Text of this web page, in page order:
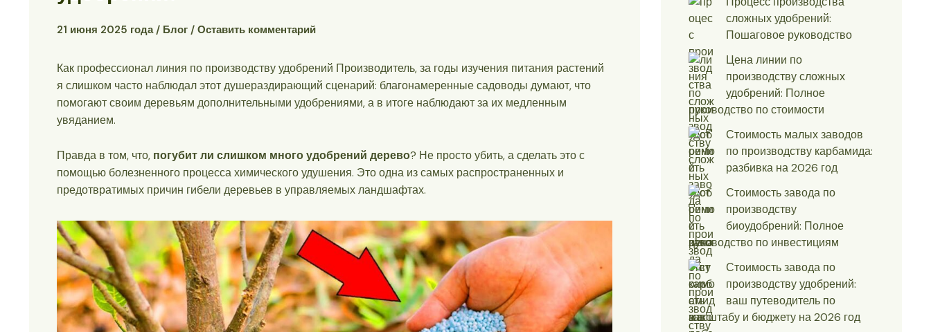
21 июня 2025 года/ Блог / Оставить комментарий
Как профессионаллиния по производству удобрений Производитель, за годы изучения питания растений
я слишком часто наблюдал этот душераздирающий сценарий: благонамеренные садоводы думают, что
помогают своим деревьям дополнительными удобрениями, а в итоге наблюдают за их медленным
увяданием.
Правда в том, что, погубит ли слишком много удобрений дерево? Не просто убить, а сделать это с
помощью болезненного процесса химического удушения. Это одна из самых распространенных и
предотвратимых причин гибели деревьев в управляемых ландшафтах.
сложных удобрений:
Пошаговое руководство
Цена линии по
производству сложных
удобрений: Полное
руководство по стоимости
Стоимость малых заводов
по производству карбамида:
разбивка на 2026 год
Стоимость завода по
производству
биоудобрений: Полное
руководство по инвестициям
Стоимость завода по
производству удобрений:
ваш путеводитель по
масштабу и бюджету на 2026 год